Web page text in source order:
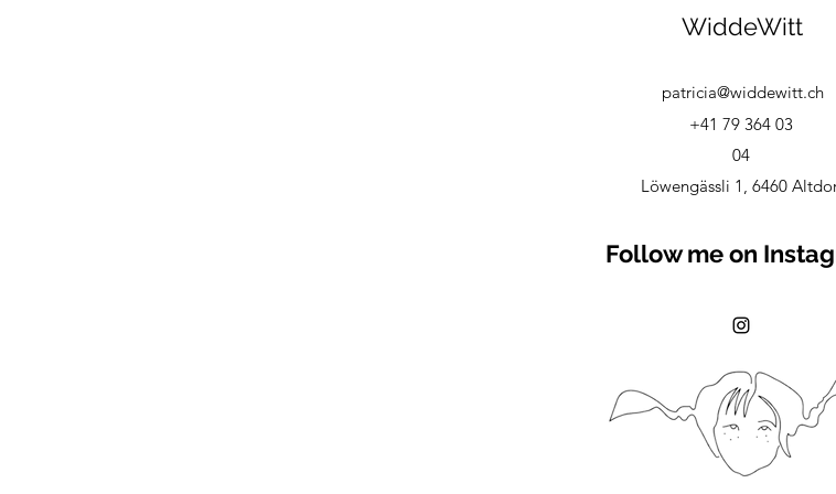
WiddeWitt
patricia@widdewitt.ch
+41 79 364 03
04
Löwengässli 1, 6460
Follow me on